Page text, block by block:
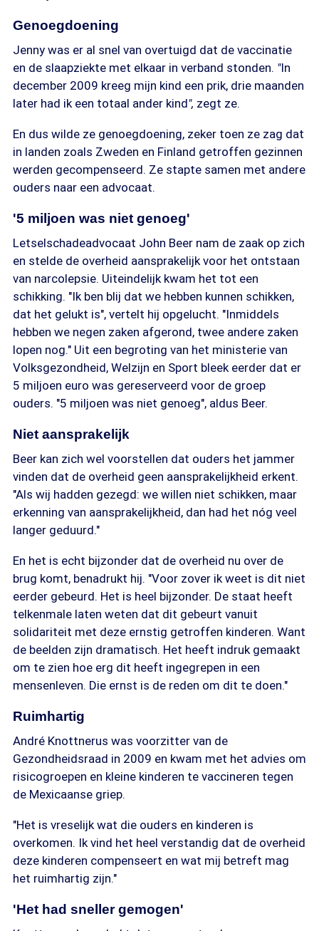
Genoegdoening
Jenny was er al snel van overtuigd dat de vaccinatie
en de slaapziekte met elkaar in verband stonden. "In
december 2009 kreeg mijn kind een prik, drie maanden
later had ik een totaal ander kind", zegt ze.
En dus wilde ze genoegdoening, zeker toen ze zag dat
in landen zoals Zweden en Finland getroffen gezinnen
werden gecompenseerd. Ze stapte samen met andere
ouders naar een advocaat.
'5 miljoen was niet genoeg'
Letselschadeadvocaat John Beer nam de zaak op zich
en stelde de overheid aansprakelijk voor het ontstaan
van narcolepsie. Uiteindelijk kwam het tot een
schikking. "Ik ben blij dat we hebben kunnen schikken,
dat het gelukt is", vertelt hij opgelucht. "Inmiddels
hebben we negen zaken afgerond, twee andere zaken
lopen nog." Uit een begroting van het ministerie van
Volksgezondheid, Welzijn en Sport bleek eerder dat er
5 miljoen euro was gereserveerd voor de groep
ouders. "5 miljoen was niet genoeg", aldus Beer.
Niet aansprakelijk
Beer kan zich wel voorstellen dat ouders het jammer
vinden dat de overheid geen aansprakelijkheid erkent.
"Als wij hadden gezegd: we willen niet schikken, maar
erkenning van aansprakelijkheid, dan had het nóg veel
langer geduurd."
En het is echt bijzonder dat de overheid nu over de
brug komt, benadrukt hij. "Voor zover ik weet is dit niet
eerder gebeurd. Het is heel bijzonder. De staat heeft
telkenmale laten weten dat dit gebeurt vanuit
solidariteit met deze ernstig getroffen kinderen. Want
de beelden zijn dramatisch. Het heeft indruk gemaakt
om te zien hoe erg dit heeft ingegrepen in een
mensenleven. Die ernst is de reden om dit te doen."
Ruimhartig
André Knottnerus was voorzitter van de
Gezondheidsraad in 2009 en kwam met het advies om
risicogroepen en kleine kinderen te vaccineren tegen
de Mexicaanse griep.
"Het is vreselijk wat die ouders en kinderen is
overkomen. Ik vind het heel verstandig dat de overheid
deze kinderen compenseert en wat mij betreft mag
het ruimhartig zijn."
'Het had sneller gemogen'